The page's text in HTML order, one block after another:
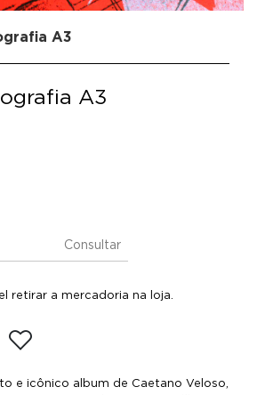
A3
A3
Consultar
retirar a mercadoria na loja.
e icônico album de Caetano Veloso,